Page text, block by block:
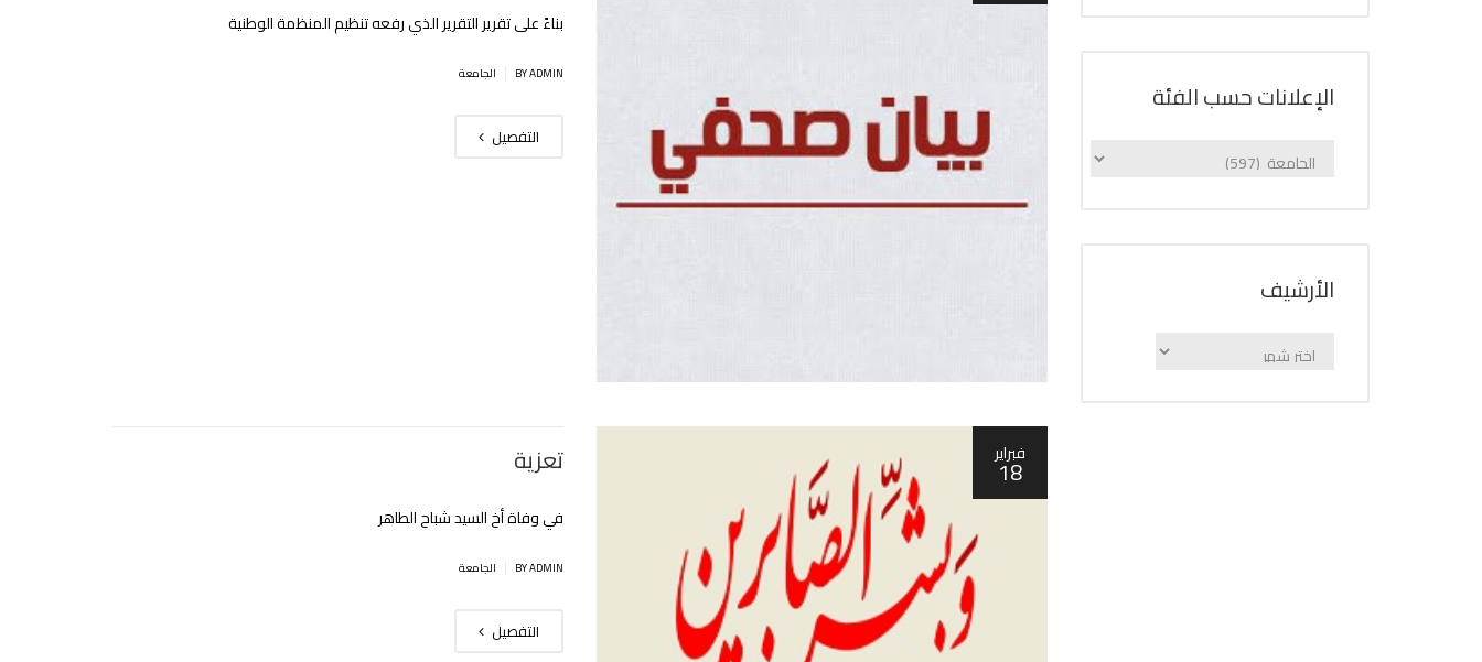
بناءً على تقرير التقرير الذي رفعه تنظيم المنظمة الوطنية
BY ADMIN الجامعة
التفصيل
فبراير
18 تعزية
في وفاة أخ السيد شباح الطاهر
BY ADMIN الجامعة
التفصيل
الإعلانات حسب الفئة
الإعلانات
اﻷرشيف
اﻷرشيف